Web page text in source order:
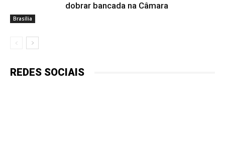
Brasília
dobrar bancada na Câmara
REDES SOCIAIS